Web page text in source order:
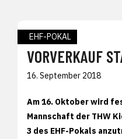
EHF-POKAL
VORVERKAUF
16. September 2018
Am 16. Oktober wird
Mannschaft der THW
3 des EHF-Pokals